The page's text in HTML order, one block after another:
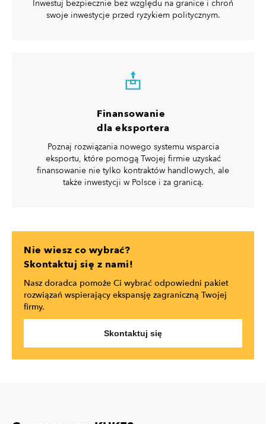
Inwestuj bezpiecznie bez względu na granice i chroń
swoje inwestycje przed ryzykiem politycznym.
Finansowanie
dla eksportera
Poznaj rozwiązania nowego systemu wsparcia
eksportu, które pomogą Twojej firmie uzyskać
finansowanie nie tylko kontraktów handlowych, ale
także inwestycji w Polsce i za granicą.
Nie wiesz co wybrać?
Skontaktuj się z nami!
Nasz doradca pomoże Ci wybrać odpowiedni pakiet
rozwiązań wspierający ekspansję zagraniczną Twojej
firmy.
Skontaktuj się